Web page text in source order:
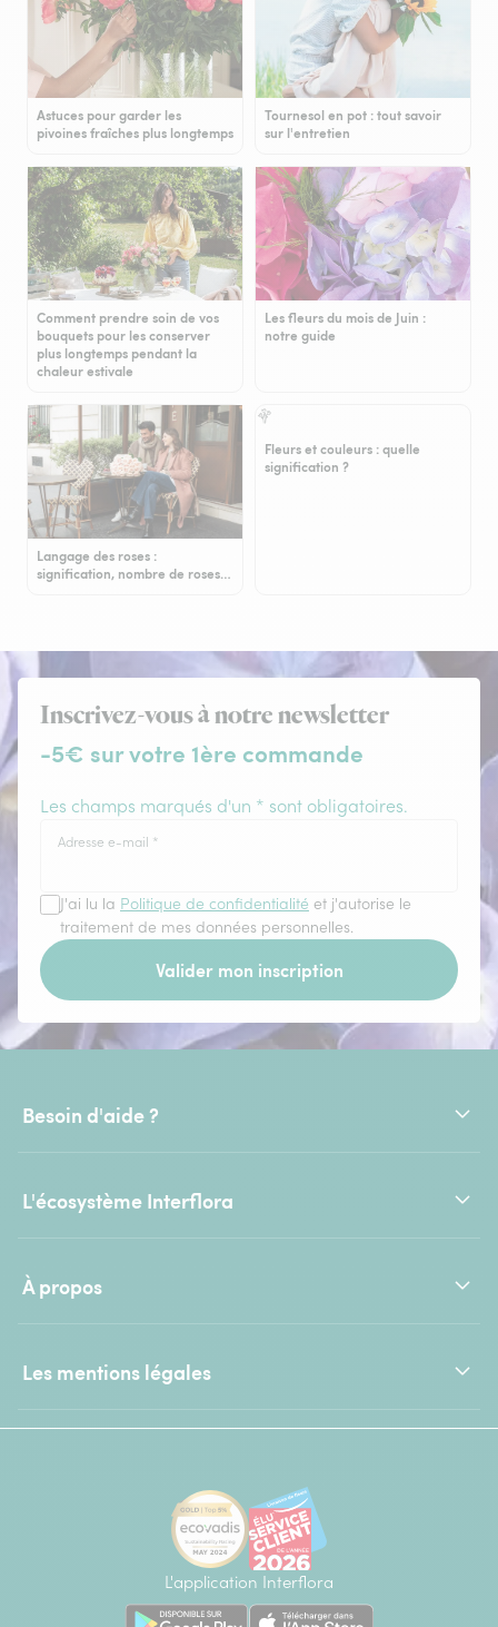
Astuces pour garder les
pivoines fraîches plus longtemps
Tournesol en pot : tout savoir
sur l'entretien
Comment prendre soin de vos
bouquets pour les conserver
plus longtemps pendant la
chaleur estivale
Les fleurs du mois de Juin :
notre guide
Langage des roses :
signification, nombre de roses…
Fleurs et couleurs : quelle
signification ?
Inscrivez-vous à notre newsletter
-5€ sur votre 1ère commande
Les champs marqués d'un * sont obligatoires.
Adresse e-mail *
J'ai lu la Politique de confidentialité et j'autorise le
traitement de mes données personnelles.
Valider mon inscription
Besoin d'aide ?
L'écosystème Interflora
À propos
Les mentions légales
L'application Interflora